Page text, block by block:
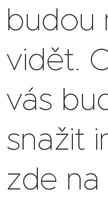
budou
vidět.
vás
snažit
zde na